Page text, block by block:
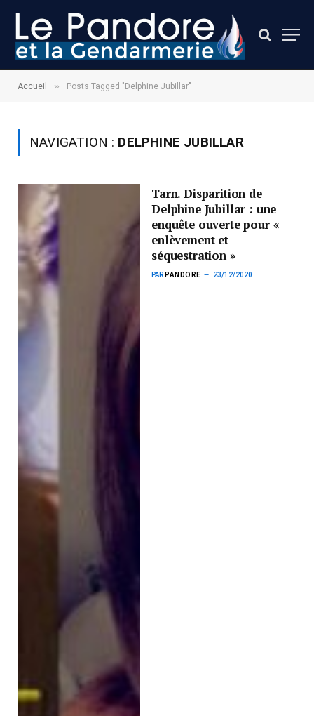
Accueil » Posts Tagged "Delphine Jubillar"
NAVIGATION : DELPHINE JUBILLAR
Tarn. Disparition de
Delphine Jubillar : une
enquête ouverte pour «
enlèvement et
séquestration »
PAR PANDORE 23/12/2020